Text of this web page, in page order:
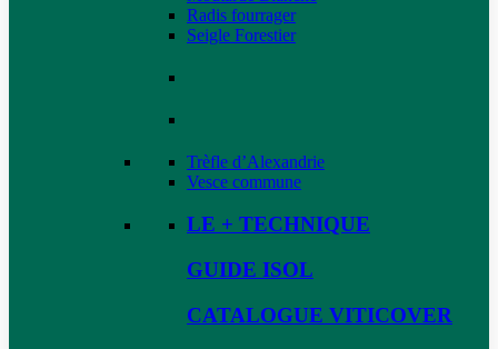
Radis fourrager
Seigle Forestier
Trèfle d’Alexandrie
Vesce commune
LE + TECHNIQUE
GUIDE ISOL
CATALOGUE VITICOVER